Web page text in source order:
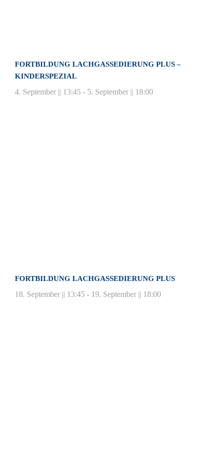
FORTBILDUNG LACHGASSEDIERUNG PLUS –
KINDERSPEZIAL
4. September || 13:45 - 5. September || 18:00
FORTBILDUNG LACHGASSEDIERUNG PLUS
18. September || 13:45 - 19. September || 18:00